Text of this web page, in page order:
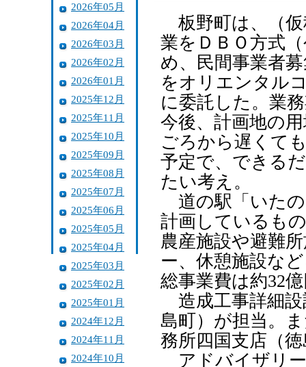
2026年05月
2026年04月
2026年03月
2026年02月
2026年01月
2025年12月
2025年11月
2025年10月
2025年09月
2025年08月
2025年07月
2025年06月
2025年05月
2025年04月
2025年03月
2025年02月
2025年01月
2024年12月
2024年11月
2024年10月
板野町は、（仮
業をＤＢＯ方式
め、民間事業者
をオリエンタル
に委託した。業
今後、計画地の
ごろから遅くて
予定で、できる
たい考え。
道の駅「いたの
計画しているも
農産施設や避難
ー、休憩施設な
総事業費は約32
造成工事詳細設
島町）が担当。
務所四国支店（
アドバイザリ